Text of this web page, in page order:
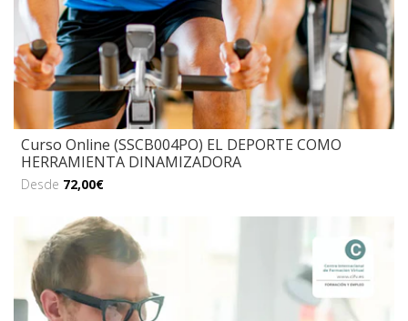
Curso Online (SSCB004PO) EL DEPORTE COMO
HERRAMIENTA DINAMIZADORA
Desde 72,00€